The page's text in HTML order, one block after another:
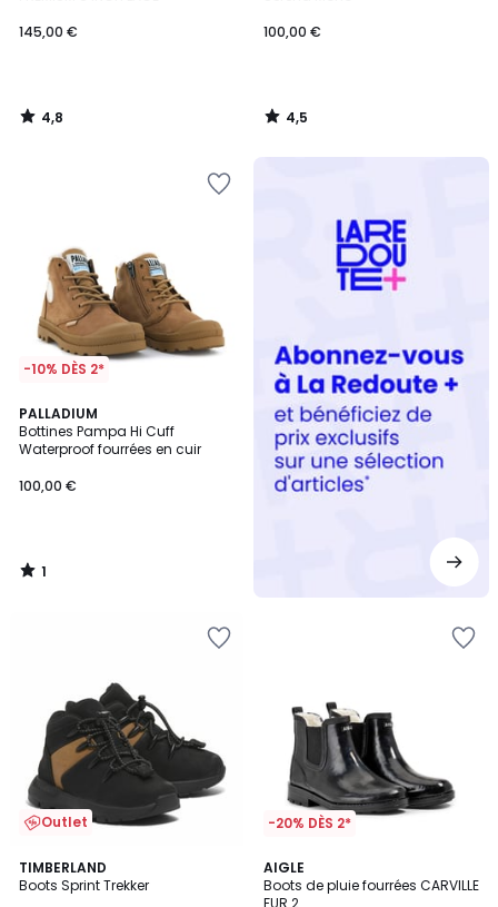
145,00 €
4,8
/
100,00 €
4,5
/
-10% DÈS 2*
PALLADIUM
Bottines Pampa Hi Cuff
Waterproof fourrées en cuir
100,00 €
1
/
5
1
/
Outlet
TIMBERLAND
Boots Sprint Trekker
-20% DÈS 2*
AIGLE
Boots de pluie fourrées CARVILLE
FUR 2